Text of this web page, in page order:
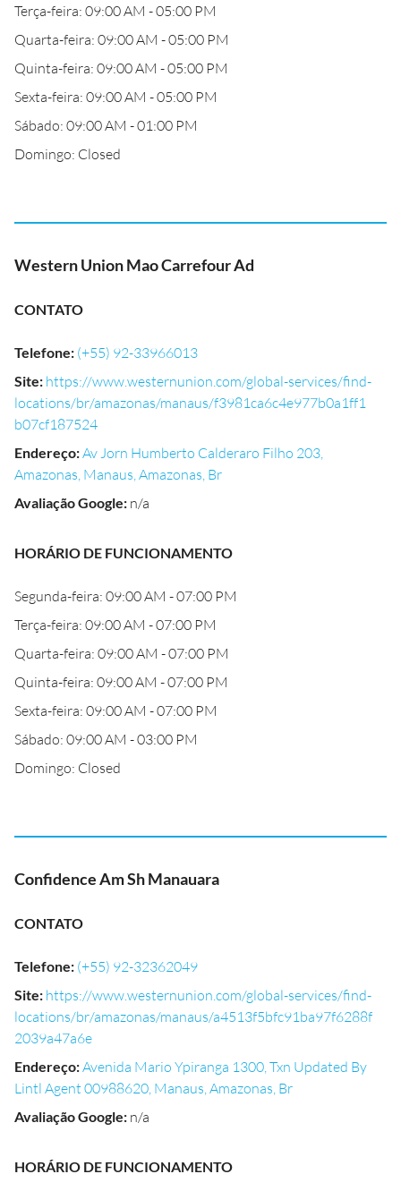
Terça-feira: 09:00 AM - 05:00 PM
Quarta-feira: 09:00 AM - 05:00 PM
Quinta-feira: 09:00 AM - 05:00 PM
Sexta-feira: 09:00 AM - 05:00 PM
Sábado: 09:00 AM - 01:00 PM
Domingo: Closed
Western Union Mao Carrefour Ad
CONTATO
Telefone: (+55) 92-33966013
Site: https://www.westernunion.com/global-services/find-
locations/br/amazonas/manaus/f3981ca6c4e977b0a1ff1
b07cf187524
Endereço:Av Jorn Humberto Calderaro Filho 203,
Amazonas, Manaus, Amazonas, Br
Avaliação Google: n/a
HORÁRIO DE FUNCIONAMENTO
Segunda-feira: 09:00 AM - 07:00 PM
Terça-feira: 09:00 AM - 07:00 PM
Quarta-feira: 09:00 AM - 07:00 PM
Quinta-feira: 09:00 AM - 07:00 PM
Sexta-feira: 09:00 AM - 07:00 PM
Sábado: 09:00 AM - 03:00 PM
Domingo: Closed
Confidence Am Sh Manauara
CONTATO
Telefone: (+55) 92-32362049
Site: https://www.westernunion.com/global-services/find-
locations/br/amazonas/manaus/a4513f5bfc91ba97f6288f
2039a47a6e
Endereço:Avenida Mario Ypiranga 1300, Txn Updated By
Lintl Agent 00988620, Manaus, Amazonas, Br
Avaliação Google: n/a
HORÁRIO DE FUNCIONAMENTO